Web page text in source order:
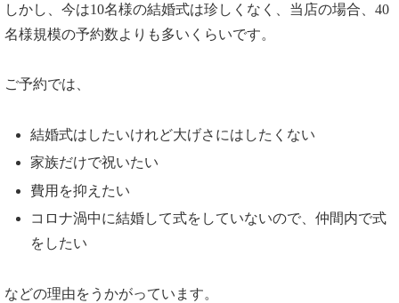
しかし、今は10名様の結婚式は珍しくなく、当店の場合、40
名様規模の予約数よりも多いくらいです。
ご予約では、
結婚式はしたいけれど大げさにはしたくない
家族だけで祝いたい
費用を抑えたい
コロナ渦中に結婚して式をしていないので、仲間内で式
をしたい
などの理由をうかがっています。